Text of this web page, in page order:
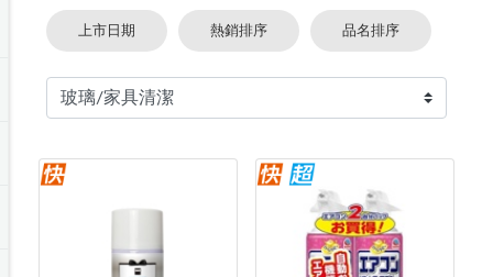
五穀/南北貨
湯類/湯塊
油/調味料 醬油.油膏.蠔油
泡麵 / 麵條
碗麵/義大利麵
麵條/快煮麵/米粉
醬菜/玉米罐
點心罐
零嘴
堅果/海苔
美味餅乾 糕餅/點心
糖果/巧克力
巧克力
果汁咖啡
碳酸/礦泉水
機能飲料
機能保健
▶保健品牌推薦
奶粉/穀麥片 麥片/玉米片
沖調穀粉/隨手包
特色茶品
紅茶
奶茶/花草茶
黑糖桂圓/蜂蜜醋
咖啡豆/粉/濾掛
可可/糖/奶精
香皂/洗手乳
美髮造型 造型髮品
口腔清潔
牙膏/漱口水
卸妝/粉刺調理
開架/身體保養
面/眼膜
保鮮/微波
掃除用具/照明/五金 洗衣/曬衣用具
電池/延長線
修繕/五金/祭祀
傢飾/收納/衛浴
收納用品
衛浴/毛巾
寵物清潔/百貨
廚房紙巾/平版/
箱購免運區
衣物清潔 洗衣粉/皂
漂白水/柔軟精
居家清潔
浴廁/水管清潔
居家清潔/除濕芳
成人/嬰兒紙尿褲
嬰兒尿布
成人紙尿褲
烤箱/微波/電磁爐
快煮壺/烘碗機
季節家電 風扇/防蚊家電
生活家電
美容家電
數位週邊
手機/平板周邊
辦公文具/收納
玩具/擺設小物
汽機車百貨 汽車百貨
休閒/運動
健身/按摩/瑜珈
測量/護具/其他
配件
男/女/機能包
調理食品
箱購免運 清潔用品免運
居家/汽百用品
主題專區
店長推薦
這夏不怕熱
上市日期 熱銷排序 品名排序